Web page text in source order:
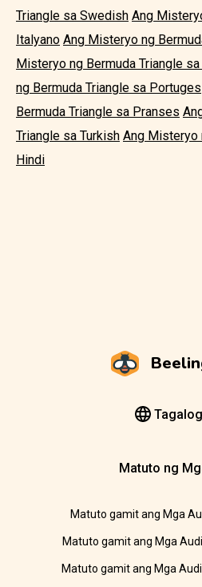
Triangle sa Swedish Ang
Italyano Ang Misteryo ng
Misteryo ng Bermuda Triangle
ng Bermuda Triangle sa Portuges
Bermuda Triangle sa Pranses
Triangle sa Turkish Ang Misteryo
Hindi
Tagalog
Matuto ng
Matuto gamit ang Mga
Matuto gamit ang Mga
Matuto gamit ang Mga